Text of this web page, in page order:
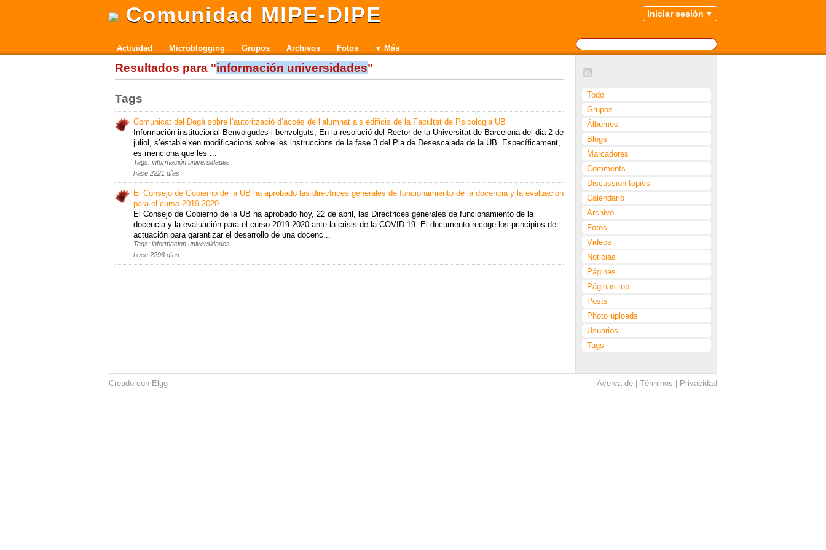
Comunidad MIPE-DIPE Iniciar sesión
Actividad Microblogging Grupos Archivos Fotos Más
Todo
Grupos
Álbumes
Blogs
Marcadores
Comments
Discussion topics
Calendario
Archivo
Fotos
Videos
Noticias
Páginas
Páginas top
Posts
Photo uploads
Usuarios
Tags
Resultados para "información universidades"
Tags
Comunicat del Degà sobre l’autorització d’accés de l’alumnat als edificis de la Facultat de Psicologia UB
Información institucional Benvolgudes i benvolguts, En la resolució del Rector de la Universitat de Barcelona del dia 2 de
juliol, s’estableixen modificacions sobre les instruccions de la fase 3 del Pla de Desescalada de la UB. Específicament,
es menciona que les ...
Tags: información universidades
hace 2221 días
El Consejo de Gobierno de la UB ha aprobado las directrices generales de funcionamiento de la docencia y la evaluación
para el curso 2019-2020
El Consejo de Gobierno de la UB ha aprobado hoy, 22 de abril, las Directrices generales de funcionamiento de la
docencia y la evaluación para el curso 2019-2020 ante la crisis de la COVID-19. El documento recoge los principios de
actuación para garantizar el desarrollo de una docenc...
Tags: información universidades
hace 2296 días
Acerca de Términos Privacidad
Creado con Elgg